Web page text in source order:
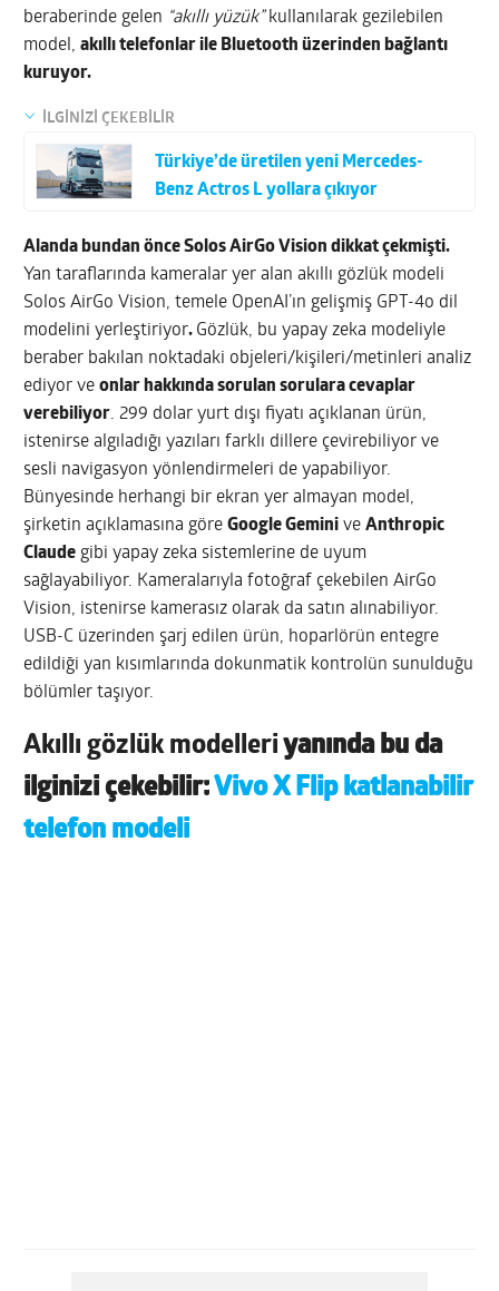
beraberinde gelen “akıllı yüzük”kullanılarak gezilebilen
model,akıllı telefonlar ile Bluetooth üzerinden bağlantı
kuruyor.
İLGİNİZİ ÇEKEBİLİR
Türkiye’de üretilen yeni Mercedes-
Benz Actros L yollara çıkıyor
Alanda bundan önce Solos AirGo Vision dikkat çekmişti.
Yan taraflarında kameralar yer alan akıllı gözlük modeli
Solos AirGo Vision, temele OpenAI’ın gelişmiş GPT-4o dil
modelini yerleştiriyor. Gözlük, bu yapay zeka modeliyle
beraber bakılan noktadaki objeleri/kişileri/metinleri analiz
ediyor veonlar hakkında sorulan sorulara cevaplar
verebiliyor. 299 dolar yurt dışı fiyatı açıklanan ürün,
istenirse algıladığı yazıları farklı dillere çevirebiliyor ve
sesli navigasyon yönlendirmeleri de yapabiliyor.
Bünyesinde herhangi bir ekran yer almayan model,
şirketin açıklamasına göreGoogle Gemini veAnthropic
Claude gibi yapay zeka sistemlerine de uyum
sağlayabiliyor. Kameralarıyla fotoğraf çekebilen AirGo
Vision, istenirse kamerasız olarak da satın alınabiliyor.
USB-C üzerinden şarj edilen ürün, hoparlörün entegre
edildiği yan kısımlarında dokunmatik kontrolün sunulduğu
bölümler taşıyor.
Akıllı gözlük modelleri yanında bu da
ilginizi çekebilir: Vivo X Flip katlanabilir
telefon modeli